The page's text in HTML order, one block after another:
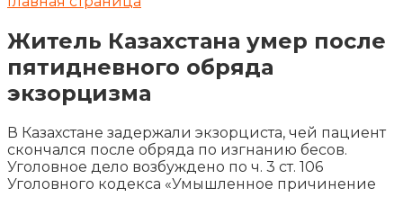
Житель Казахстана умер после
пятидневного обряда
экзорцизма
В Казахстане задержали экзорциста, чей пациент
скончался после обряда по изгнанию бесов.
Уголовное дело возбуждено по ч. 3 ст. 106
Уголовного кодекса «Умышленное причинение